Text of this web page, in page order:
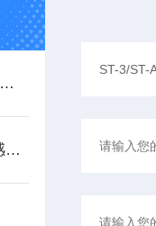
一体式振动传感器的工作原理是什么？
如何提高LVDT油动机位移传感器的精度？